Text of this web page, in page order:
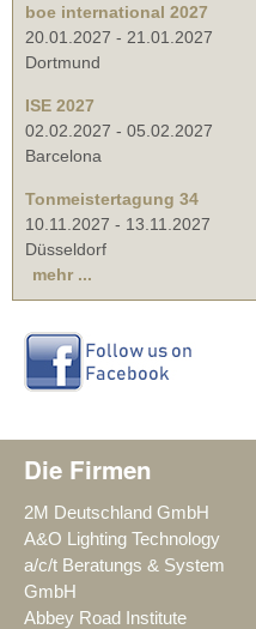
boe international 2027
20.01.2027 - 21.01.2027
Dortmund
ISE 2027
02.02.2027 - 05.02.2027
Barcelona
Tonmeistertagung 34
10.11.2027 - 13.11.2027
Düsseldorf
mehr ...
Die Firmen
2M Deutschland GmbH
A&O Lighting Technology
a/c/t Beratungs & System
GmbH
Abbey Road Institute